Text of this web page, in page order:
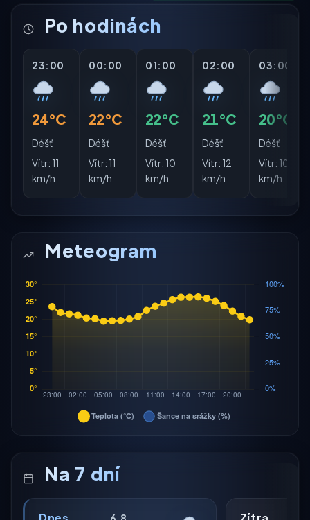
Po hodinách
23:00
24°C
Déšť
Vítr: 11
km/h
00:00
22°C
Déšť
Vítr: 11
km/h
01:00
22°C
Déšť
Vítr: 10
km/h
02:00
21°C
Déšť
Vítr: 12
km/h
03:00
20°C
Déšť
Vítr: 10
km/h
Meteogram
Na 7 dní